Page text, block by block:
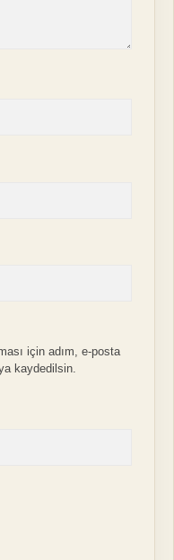
için adım, e-posta
kaydedilsin.